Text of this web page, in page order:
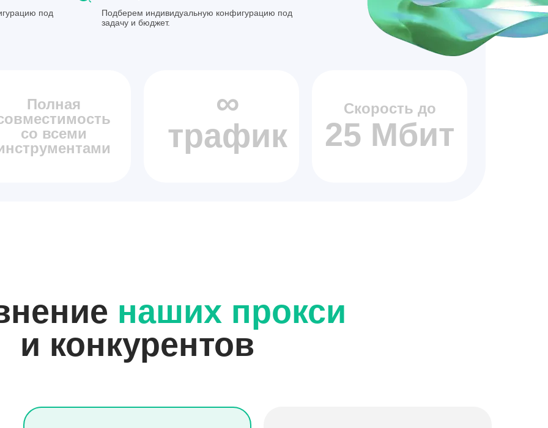
под
Подберем индивидуальную конфигурацию под
задачу и бюджет.
Полная
со всеми
∞
трафик
25 Мбит
Скорость до
наших прокси
и конкурентов